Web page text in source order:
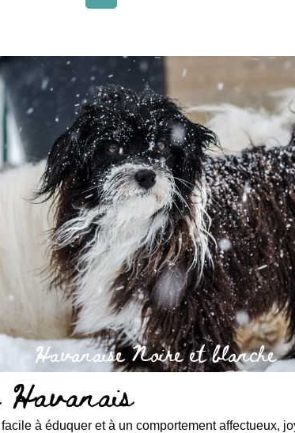
Havanaise Noire et blanche
facile à éduquer et à un comportement affectueux,